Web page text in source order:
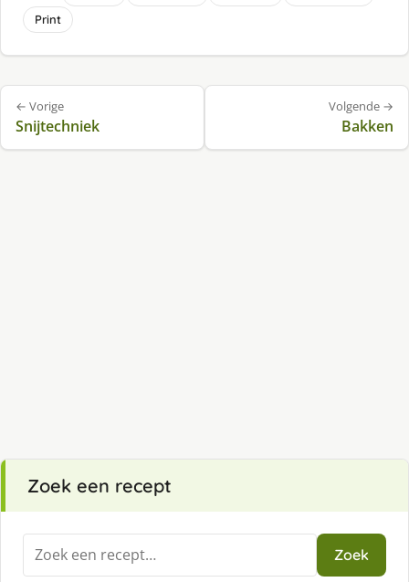
Print
Bericht
navigatie
← Vorige
Snijtechniek
Volgende →
Bakken
Zoek een recept
Zoeken
naar:
Zoek